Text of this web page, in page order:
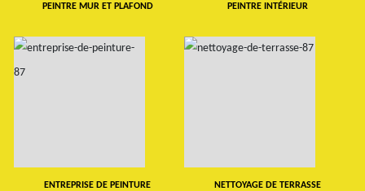
PEINTRE MUR ET PLAFOND PEINTRE INTÉRIEUR
ENTREPRISE DE PEINTURE NETTOYAGE DE TERRASSE